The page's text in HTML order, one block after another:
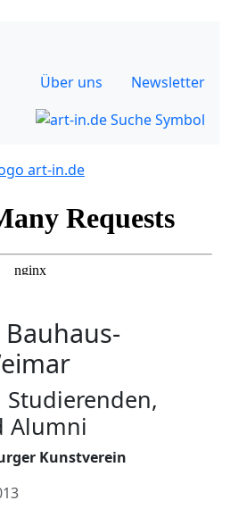
Über uns Newsletter
Studierenden,
Alumni
Kunstverein